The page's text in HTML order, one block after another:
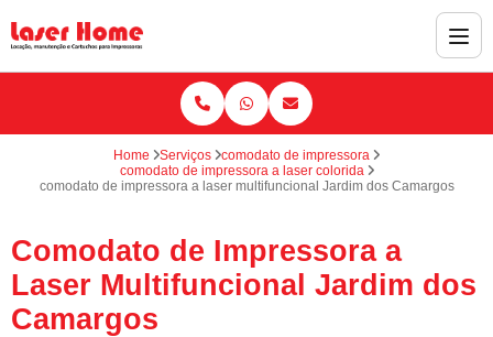
Home Serviços
comodato de impressora
comodato de impressora a laser colorida
comodato de impressora a laser multifuncional Jardim dos Camargos
Comodato de Impressora a
Laser Multifuncional Jardim dos
Camargos